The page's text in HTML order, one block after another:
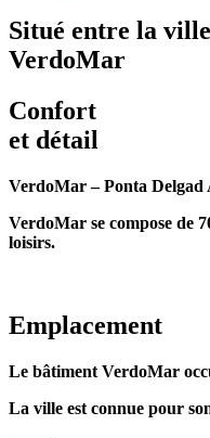
Situé entre la
VerdoMar
Confort
et détail
VerdoMar – Ponta Delgad
VerdoMar se compose de
loisirs.
Emplacement
Le bâtiment VerdoMar
La ville est connue pour